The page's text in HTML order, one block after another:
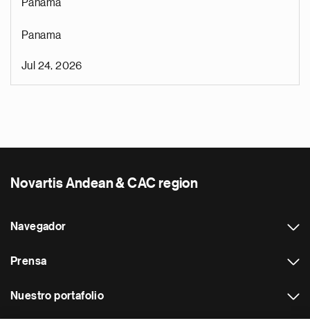
Panamá
Panama
Jul 24, 2026
Novartis Andean & CAC region
Navegador
Prensa
Nuestro portafolio